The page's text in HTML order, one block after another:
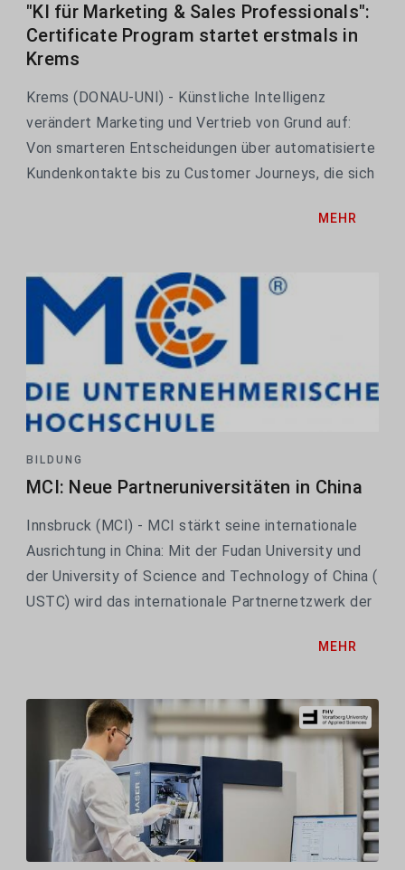
"KI für Marketing & Sales Professionals":
Certificate Program startet erstmals in
Krems
Krems (DONAU-UNI) - Künstliche Intelligenz
verändert Marketing und Vertrieb von Grund auf:
Von smarteren Entscheidungen über automatisierte
Kundenkontakte bis zu Customer Journeys, die sich
tatsächlichen Nutzen entscheidet allerdingsMEHR
BILDUNG
MCI: Neue Partneruniversitäten in China
Innsbruck (MCI) - MCI stärkt seine internationale
Ausrichtung in China: Mit der Fudan University und
der University of Science and Technology of China (
USTC) wird das internationale Partnernetzwerk der
MEHR